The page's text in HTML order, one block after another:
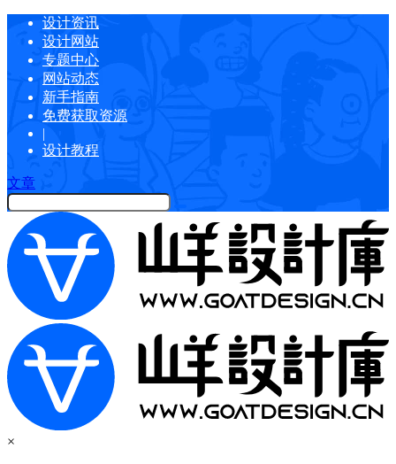
设计资讯
设计网站
专题中心
网站动态
新手指南
免费获取资源
|
设计教程
文章
×